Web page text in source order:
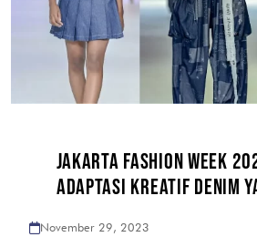
JAKARTA FASHION WEEK
ADAPTASI KREATIF DENIM
November 29, 2023